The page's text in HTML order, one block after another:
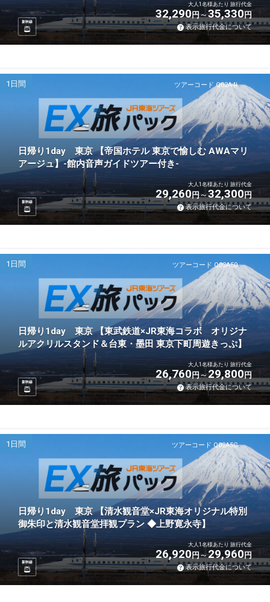
新幹線
大人1名様あたり 旅行代金
32,290円 35,330円
表示旅行代金について
ツアーコード Q02A4I
1日間
日帰り1day 東京 【帝国ホテル 東京で愉しむ AWAマリ
アージュ】-館内音声ガイドツアー付き-
新幹線
大人1名様あたり 旅行代金
29,260円 32,300円
表示旅行代金について
ツアーコード Q02A50
1日間
日帰り1day 東京 【東武鉄道×JR東海コラボ オリジナ
ルアクリルスタンド＆台東・墨田 東京下町周遊きっぷ】
新幹線
大人1名様あたり 旅行代金
26,760円 29,800円
表示旅行代金について
ツアーコード Q02A5C
1日間
日帰り1day 東京 【清水観音堂×JR東海オリジナル特別
御朱印と清水観音堂拝観プラン ◆上野寛永寺】
新幹線
大人1名様あたり 旅行代金
26,920円 29,960円
表示旅行代金について